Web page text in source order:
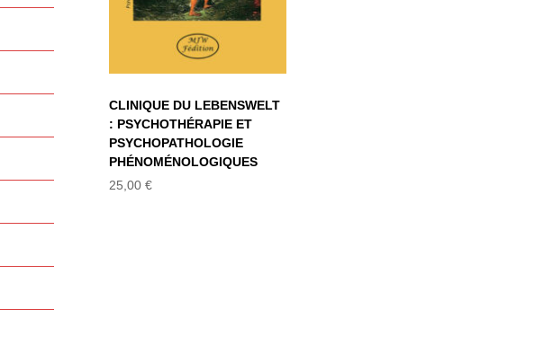
CLINIQUE DU LEBENSWELT
: PSYCHOTHÉRAPIE ET
PSYCHOPATHOLOGIE
PHÉNOMÉNOLOGIQUES
25,00 €